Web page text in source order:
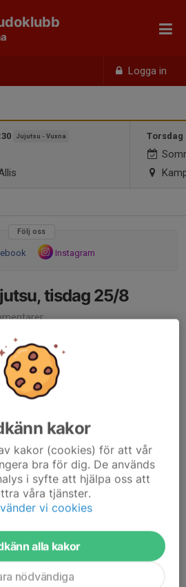
Logga in
Jujutsu - Vuxna Torsdag
Följ oss
Instagram
tisdag 25/8
kakor
kakor (cookies) för att vår
bra för dig. De används
i syfte att hjälpa oss att
våra tjänster.
vi cookies
alla kakor
nödvändiga